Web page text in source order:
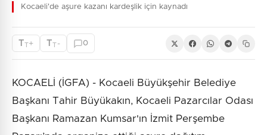
Kocaeli'de aşure kazanı kardeşlik için kaynadı
TT+ TT - 0
KOCAELİ (İGFA) - Kocaeli Büyükşehir Belediye
Başkanı Tahir Büyükakın, Kocaeli Pazarcılar Odası
Başkanı Ramazan Kumsar'ın İzmit Perşembe